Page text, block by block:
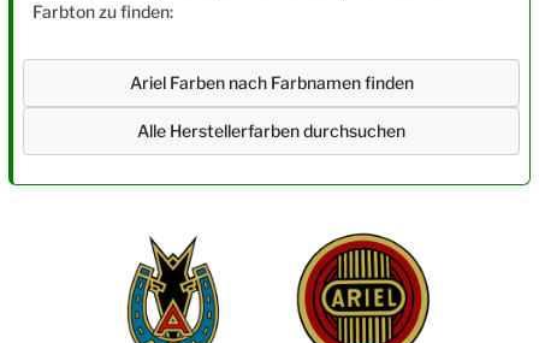
Farbton zu finden:
Ariel Farben nach Farbnamen finden
Alle Herstellerfarben durchsuchen